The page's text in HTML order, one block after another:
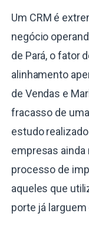
Um CRM é
negócio
de Pará, o fator
alinhamento
de Vendas e
fracasso de
estudo
empresas ainda
processo de
aqueles que
porte já